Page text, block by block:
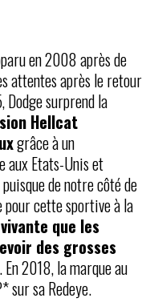
en 2008 après de
attentes après le retour
Dodge surprend la
Hellcat
grâce à un
aux Etats-Unis et
de notre côté de
pour cette sportive à la
que les
des grosses
. En 2018, la marque au
sur sa Redeye.